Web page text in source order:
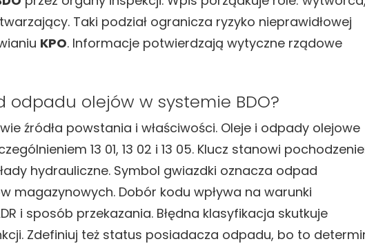
Taki podział ogranicza ryzyko nieprawidłowej
KPO. Informacje potwierdzają wytyczne rządowe
odpadu olejów w systemie BDO?
źródła powstania i właściwości. Oleje i odpady olejowe
13 01, 13 02 i 13 05. Klucz stanowi
hydrauliczne. Symbol gwiazdki oznacza odpad
magazynowych. Dobór kodu wpływa na warunki
i sposób przekazania. Błędna klasyfikacja skutkuje
Zdefiniuj też status posiadacza odpadu, bo to